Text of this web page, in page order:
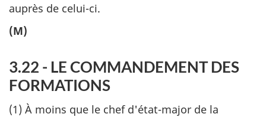
auprès de celui-ci.
(M)
3.22 - LE COMMANDEMENT DES
FORMATIONS
(1) À moins que le chef d'état-major de la